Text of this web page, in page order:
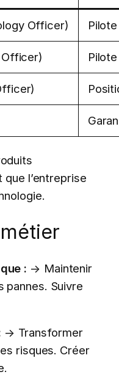
Officer)
Officer)
l’entreprise
: → Maintenir
pannes. Suivre
→ Transformer
risques. Créer